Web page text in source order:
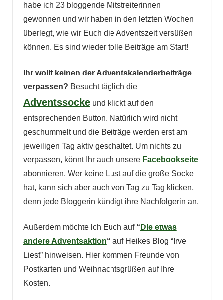
habe ich 23 bloggende Mitstreiterinnen
gewonnen und wir haben in den letzten Wochen
überlegt, wie wir Euch die Adventszeit versüßen
können. Es sind wieder tolle Beiträge am Start!
Ihr wollt keinen der Adventskalenderbeiträge
verpassen? Besucht täglich die
Adventssockeund klickt auf den
entsprechenden Button. Natürlich wird nicht
geschummelt und die Beiträge werden erst am
jeweiligen Tag aktiv geschaltet. Um nichts zu
verpassen, könnt Ihr auch unsere Facebookseite
abonnieren. Wer keine Lust auf die große Socke
hat, kann sich aber auch von Tag zu Tag klicken,
denn jede Bloggerin kündigt ihre Nachfolgerin an.
Außerdem möchte ich Euch auf “ Die etwas
andere Adventsaktion“ auf Heikes Blog “Irve
Liest” hinweisen. Hier kommen Freunde von
Postkarten und Weihnachtsgrüßen auf Ihre
Kosten.